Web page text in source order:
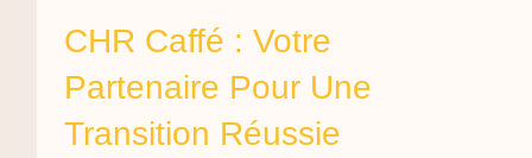
CHR Caffé : Votre
Partenaire Pour Une
Transition Réussie